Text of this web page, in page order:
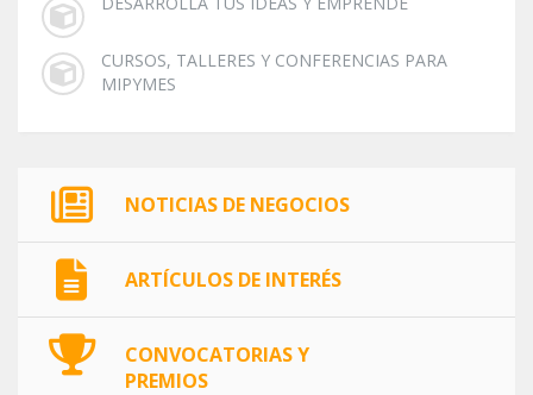
CURSOS, TALLERES Y CONFERENCIAS PARA
MIPYMES
NOTICIAS DE NEGOCIOS
ARTÍCULOS DE INTERÉS
CONVOCATORIAS Y
PREMIOS